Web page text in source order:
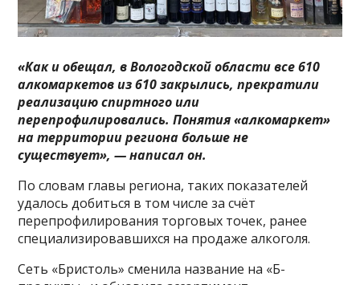
«Как и обещал, в Вологодской области все 610
алкомаркетов из 610 закрылись, прекратили
реализацию спиртного или
перепрофилировались. Понятия «алкомаркет»
на территории региона больше не
существует», — написал он.
По словам главы региона, таких показателей
удалось добиться в том числе за счёт
перепрофилирования торговых точек, ранее
специализировавшихся на продаже алкоголя.
Сеть «Бристоль» сменила название на «Б-